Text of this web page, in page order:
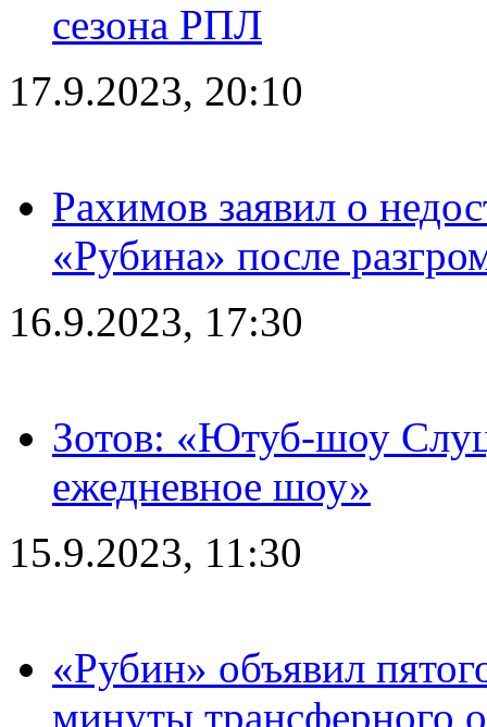
сезона РПЛ
17.9.2023, 20:10
Рахимов заявил о
«Рубина» после
16.9.2023, 17:30
Зотов: «Ютуб-шоу
ежедневное шоу»
15.9.2023, 11:30
«Рубин» объявил
минуты трансферного